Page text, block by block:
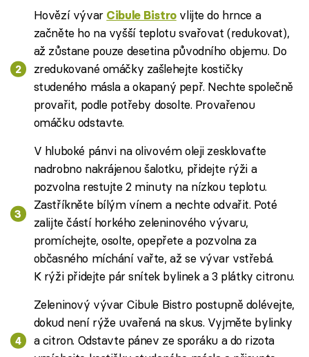
Hovězí vývar Cibule Bistrovlijte do hrnce a
začněte ho na vyšší teplotu svařovat (redukovat),
až zůstane pouze desetina původního objemu. Do
zredukované omáčky zašlehejte kostičky
studeného másla a okapaný pepř. Nechte společně
provařit, podle potřeby dosolte. Provařenou
omáčku odstavte.
V hluboké pánvi na olivovém oleji zesklovaťte
nadrobno nakrájenou šalotku, přidejte rýži a
pozvolna restujte 2 minuty na nízkou teplotu.
Zastříkněte bílým vínem a nechte odvařit. Poté
zalijte částí horkého zeleninového vývaru,
promíchejte, osolte, opepřete a pozvolna za
občasného míchání vařte, až se vývar vstřebá.
K rýži přidejte pár snítek bylinek a 3 plátky citronu.
Zeleninový vývar Cibule Bistro postupně dolévejte,
dokud není rýže uvařená na skus. Vyjměte bylinky
a citron. Odstavte pánev ze sporáku a do rizota